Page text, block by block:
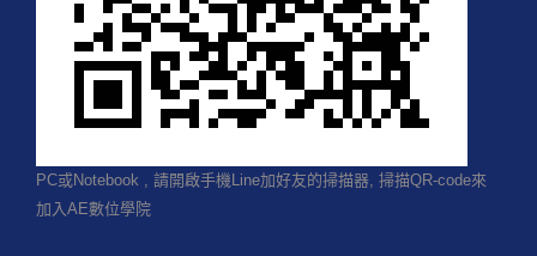
PC或Notebook , 請開啟手機Line加好友的掃描器, 掃描QR-code來
加入AE數位學院